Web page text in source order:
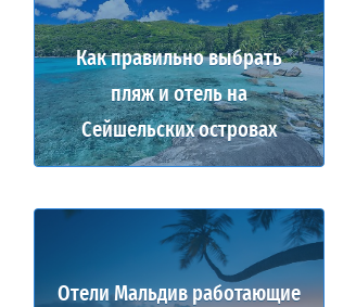
Как правильно выбрать
пляж и отель на
Сейшельских островах
Отели Мальдив работающие